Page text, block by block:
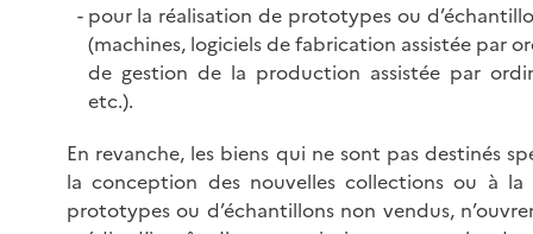
pour la réalisation de prototypes ou
(machines, logiciels de fabrication assistée par
de gestion de la production assistée par
etc.).
En revanche, les biens qui ne sont pas destinés
la conception des nouvelles collections ou à
prototypes ou d’échantillons non vendus,